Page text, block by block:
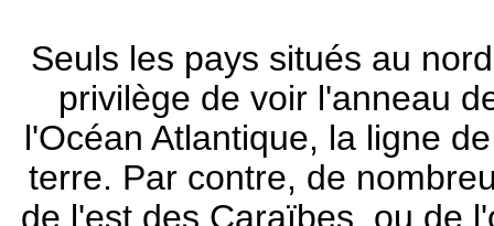
Seuls les pays situés au
privilège de voir l'anneau
l'Océan Atlantique, la ligne
terre. Par contre, de
de l'est des Caraïbes, ou de